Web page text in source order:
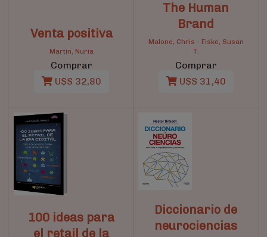
Venta positiva
Martin, Nuria
Comprar
U$S 32,80
The Human
Brand
Malone, Chris - Fiske, Susan
T.
Comprar
U$S 31,40
100 ideas para
el retail de la
Diccionario de
neurociencias